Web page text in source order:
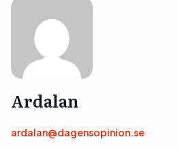
Ardalan
ardalan@dagensopinion.se